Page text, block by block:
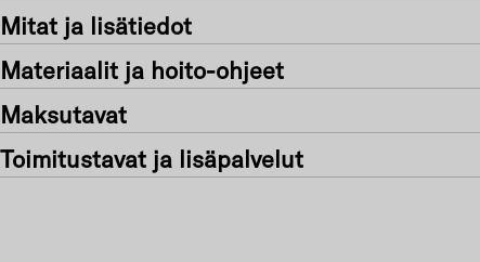
Mitat ja lisätiedot
Materiaalit ja hoito-ohjeet
Maksutavat
Toimitustavat ja lisäpalvelut